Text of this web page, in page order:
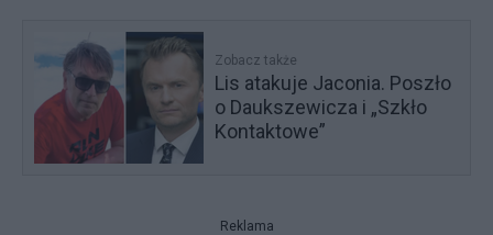
Zobacz także
Lis atakuje Jaconia. Poszło
o Daukszewicza i „Szkło
Kontaktowe”
Reklama